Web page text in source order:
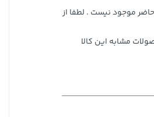
موجود نیست . لطفا از
مشابه این کالا